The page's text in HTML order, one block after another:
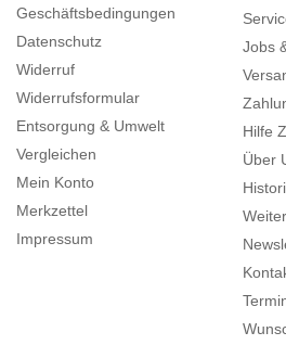
Geschäftsbedingungen
Datenschutz
Widerruf
Widerrufsformular
Entsorgung & Umwelt
Vergleichen
Mein Konto
Merkzettel
Impressum
Jobs
Hilfe
Über